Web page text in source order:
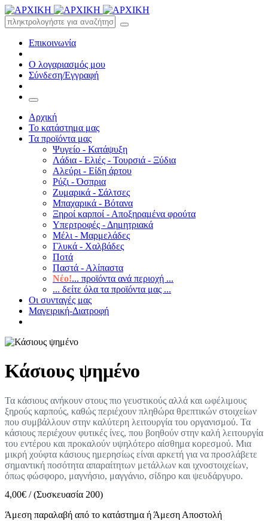
Επικοινωνία
Ο λογαριασμός μου
Σύνδεση/Εγγραφή
Αρχική
Το κατάστημα μας
Τα προϊόντα μας
Ψυγείο - Κατάψυξη
Λάδια - Ελιές - Τουρσιά - Ξύδια
Αλεύρι - Είδη άρτου
Ρύζι - Όσπρια
Ζυμαρικά - Σάλτσες
Μπαχαρικά - Βότανα
Ξηροί καρποί - Αποξηραμένα φρούτα
Υπερτροφές - Δημητριακά
Μέλι - Μαρμελάδες
Γλυκά - Χαλβάδες
Ποτά
Παστά - Αλίπαστα
Νέο!... προϊόντα ανά περιοχή ...
... δείτε όλα τα προϊόντα μας ...
Οι συνταγές μας
Μαγειρική-Διατροφή
Κάσιους ψημένο
Τα κάσιους ανήκουν στους πιο γευστικούς αλλά και ωφέλιμους
ξηρούς καρπούς, καθώς περιέχουν πληθώρα θρεπτικών στοιχείων
που συμβάλλουν στην καλύτερη λειτουργία του οργανισμού. Τα
κάσιους περιέχουν φυτικές ίνες, που βοηθούν στην καλή λειτουργία
του εντέρου και προκαλούν υψηλότερο αίσθημα κορεσμού. Μια
μικρή χούφτα κάσιους ημερησίως είναι αρκετή για να προσλάβετε
σημαντική ποσότητα απαραίτητων μετάλλων και ιχνοστοιχείων,
όπως φώσφορο, μαγνήσιο, μαγγάνιο, σίδηρο και ψευδάργυρο.
4,00€ /(Συσκευασία 200)
Άμεση παραλαβή από το κατάστημα ή Άμεση Αποστολή